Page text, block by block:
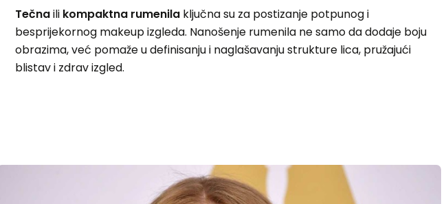
Tečnaili kompaktna rumenila ključna su za postizanje potpunog i
besprijekornog makeup izgleda. Nanošenje rumenila ne samo da dodaje boju
obrazima, već pomaže u definisanju i naglašavanju strukture lica, pružajući
blistav i zdrav izgled.